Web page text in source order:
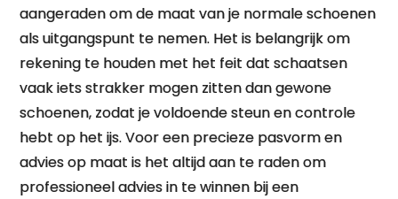
aangeraden om de maat van je normale schoenen
als uitgangspunt te nemen. Het is belangrijk om
rekening te houden met het feit dat schaatsen
vaak iets strakker mogen zitten dan gewone
schoenen, zodat je voldoende steun en controle
hebt op het ijs. Voor een precieze pasvorm en
advies op maat is het altijd aan te raden om
professioneel advies in te winnen bij een